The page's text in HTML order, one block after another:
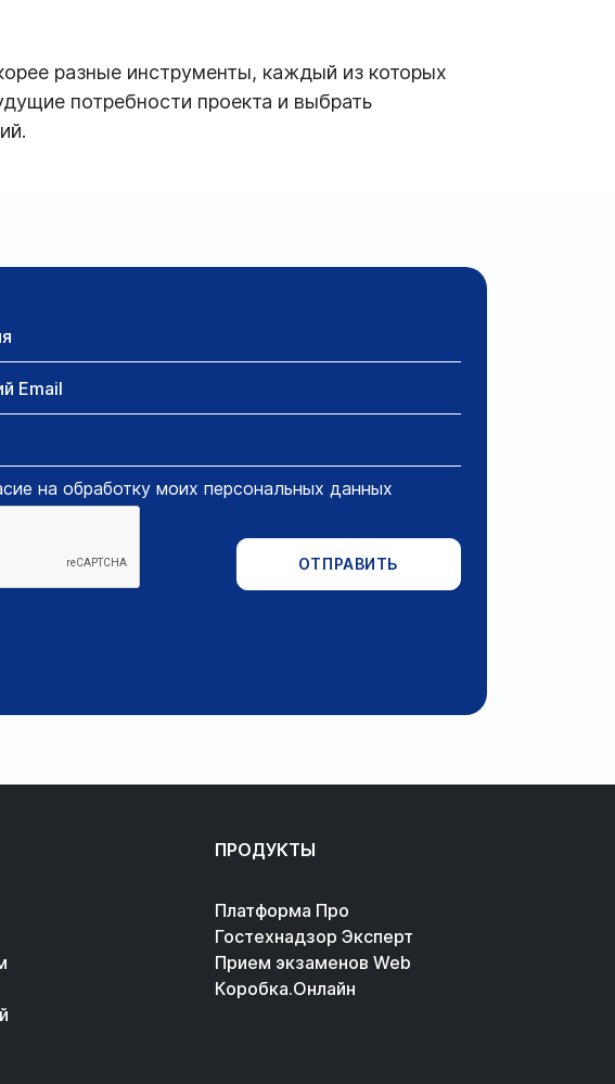
разные инструменты, каждый из которых
потребности проекта и выбрать
Email
на обработку моих персональных данных
ПРОДУКТЫ
Платформа Про
Гостехнадзор Эксперт
Прием экзаменов Web
Коробка.Онлайн